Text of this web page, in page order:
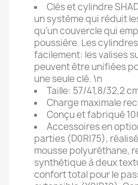
Clés et cylindre
un système qui réduit
qu’un couvercle qui
poussière. Les
facilement: les valises
peuvent être unifiées
une seule clé. \n
Taille: 57/41,8/32,2
Charge maximale
Conçu et fabriqué
Accessoires en
parties (D0RI75),
mousse polyuréthane,
synthétique à deux
confort total pour le